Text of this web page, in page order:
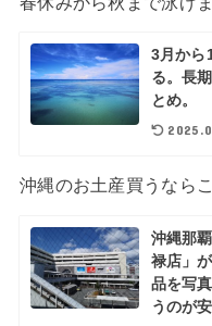
3月から
る。長
とめ。
沖縄のお土産買うなら
沖縄那
禄店」
品を写
うのが安